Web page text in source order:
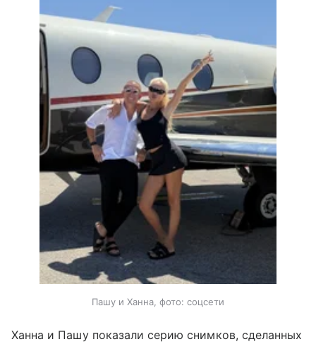
Пашу и Ханна, фото: соцсети
Ханна и Пашу показали серию снимков, сделанных